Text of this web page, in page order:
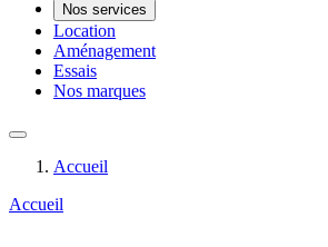
Nos services
Location
Aménagement
Essais
Nos marques
Accueil
Accueil